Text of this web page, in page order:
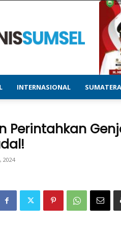
–
Menyajikan
&
Terupdate
INTERNASIONAL
Perintahkan
2024